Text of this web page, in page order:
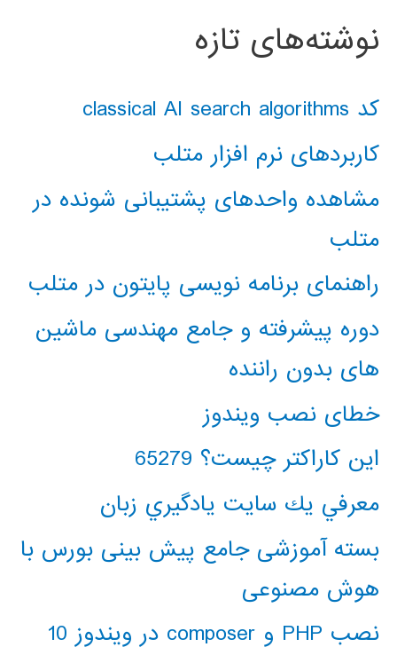
نوشته‌های تازه
کد classical AI search algorithms
کاربردهای نرم افزار متلب
مشاهده واحدهای پشتیبانی شونده در
متلب
راهنمای برنامه نویسی پایتون در متلب
دوره پیشرفته و جامع مهندسی ماشین
های بدون راننده
خطای نصب ویندوز
این کاراکتر چیست؟ 65279
معرفي يك سايت يادگيري زبان
بسته آموزشی جامع پیش بینی بورس با
هوش مصنوعی
نصب PHP و composer در ویندوز 10